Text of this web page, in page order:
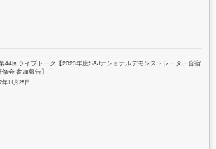
44回ライブトーク【2023年度SAJナショナルデモンストレーター合宿＆
会 参加報告】
年11月28日